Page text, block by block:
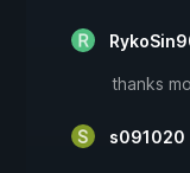
thanks
s091020